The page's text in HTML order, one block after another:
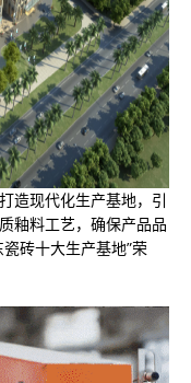
现代化生产基地，引
釉料工艺，确保产品品
砖十大生产基地”荣